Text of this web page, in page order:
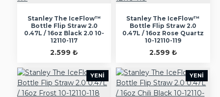
Stanley The IceFlow™
Bottle Flip Straw 2.0
0.47L / 16oz Black 2.0 10-
12110-117
2.599 ₺
Stanley The IceFlow™
Bottle Flip Straw 2.0
0.47L / 16oz Rose Quartz
10-12110-119
2.599 ₺
YENI YENI